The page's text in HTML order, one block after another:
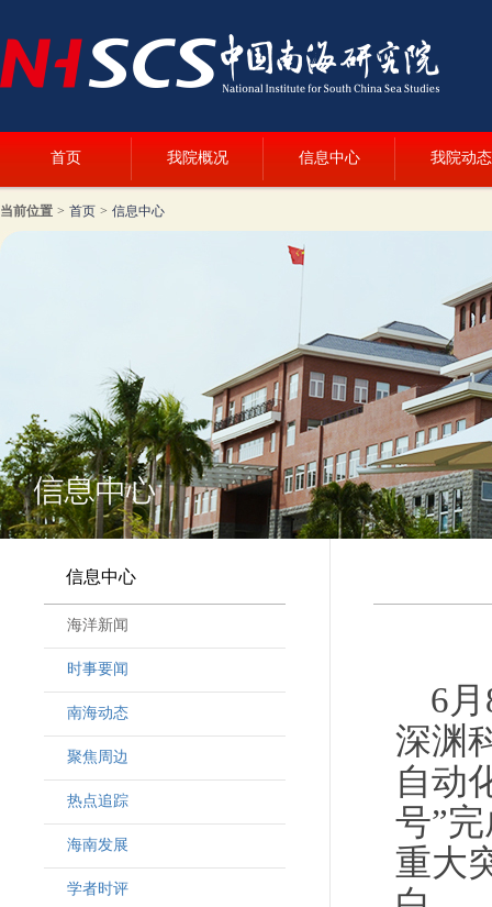
首页 我院概况 信息中心 我院动态
当前位置 > 首页 > 信息中心
信息中心
海洋新闻
时事要闻
南海动态
聚焦周边
热点追踪
海南发展
学者时评
6
深渊
自动
号”
重大